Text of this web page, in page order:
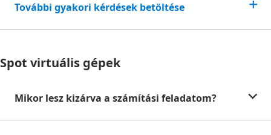
További gyakori kérdések betöltése
Spot virtuális gépek
Mikor lesz kizárva a számítási feladatom?